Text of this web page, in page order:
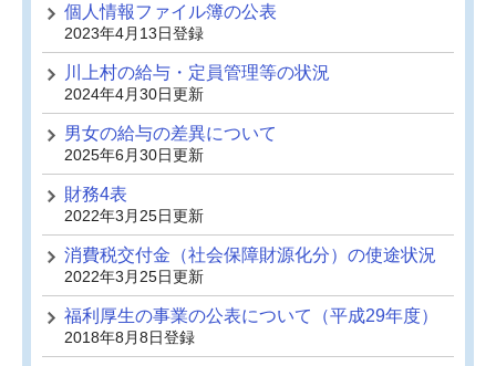
個人情報ファイル簿の公表
2023年4月13日登録
川上村の給与・定員管理等の状況
2024年4月30日更新
男女の給与の差異について
2025年6月30日更新
財務4表
2022年3月25日更新
消費税交付金（社会保障財源化分）の使途状況
2022年3月25日更新
福利厚生の事業の公表について（平成29年度）
2018年8月8日登録